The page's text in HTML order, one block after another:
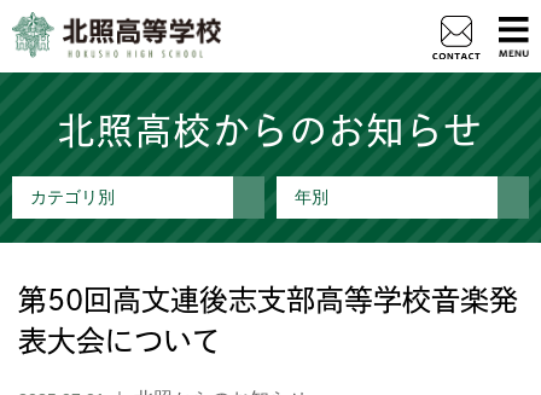
北照高校からのお知らせ
カテゴリ別 年別
第50回高文連後志支部高等学校音楽発
表大会について